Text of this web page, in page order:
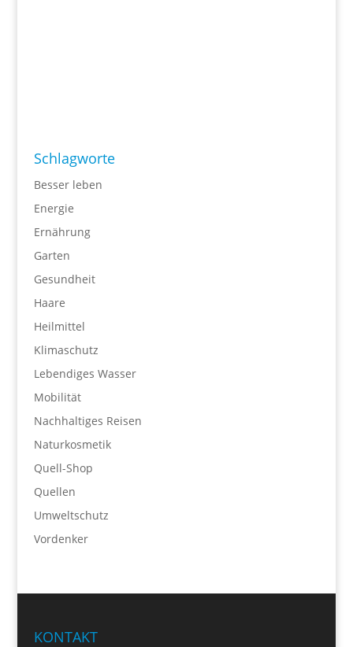
Schlagworte
Besser leben
Energie
Ernährung
Garten
Gesundheit
Haare
Heilmittel
Klimaschutz
Lebendiges Wasser
Mobilität
Nachhaltiges Reisen
Naturkosmetik
Quell-Shop
Quellen
Umweltschutz
Vordenker
KONTAKT